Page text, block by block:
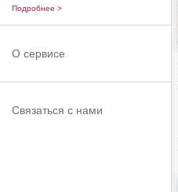
Подробнее >
О сервисе
Связаться с нами